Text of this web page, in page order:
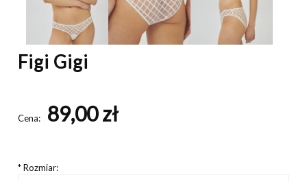
Figi Gigi
Cena: 89,00 zł
*Rozmiar: